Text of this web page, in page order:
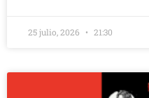
25 julio, 2026 21:30